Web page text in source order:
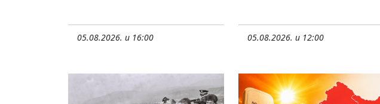
05.08.2026. u 16:00 05.08.2026. u 12:00